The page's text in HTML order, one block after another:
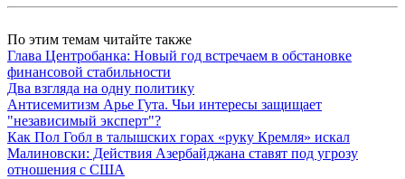
По этим темам читайте также
Глава Центробанка: Новый год встречаем в обстановке
финансовой стабильности
Два взгляда на одну политику
Антисемитизм Арье Гута. Чьи интересы защищает
"независимый эксперт"?
Как Пол Гобл в талышских горах «руку Кремля» искал
Малиновски: Действия Азербайджана ставят под угрозу
отношения с США